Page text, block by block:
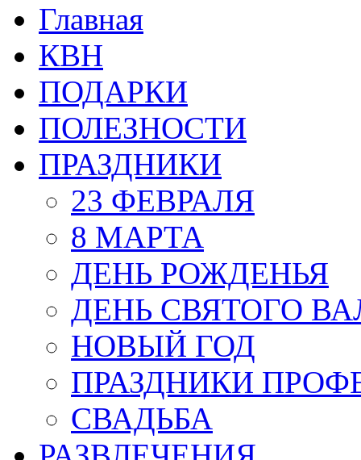
Главная
КВН
ПОДАРКИ
ПОЛЕЗНОСТИ
ПРАЗДНИКИ
23 ФЕВРАЛЯ
8 МАРТА
ДЕНЬ РОЖДЕНЬЯ
ДЕНЬ СВЯТОГО
НОВЫЙ ГОД
ПРАЗДНИКИ
СВАДЬБА